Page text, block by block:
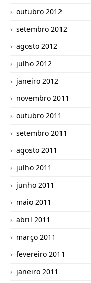
outubro 2012
setembro 2012
agosto 2012
julho 2012
janeiro 2012
novembro 2011
outubro 2011
setembro 2011
agosto 2011
julho 2011
junho 2011
maio 2011
abril 2011
março 2011
fevereiro 2011
janeiro 2011